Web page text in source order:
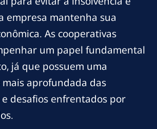
empresa mantenha sua
As cooperativas
um papel fundamental
já que possuem uma
aprofundada das
desafios enfrentados por